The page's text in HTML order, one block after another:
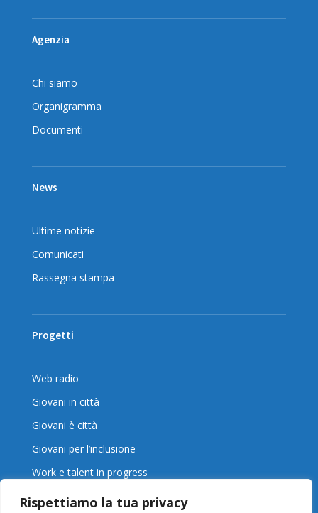
Rispettiamo la tua privacy
Agenzia
Chi siamo
Organigramma
Documenti
News
Ultime notizie
Comunicati
Rassegna stampa
Progetti
Web radio
Giovani in città
Giovani è città
Giovani per l’inclusione
Work e talent in progress